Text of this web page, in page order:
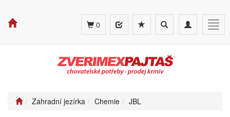
Toggle
navigation
Toggle
search
0
Zahradní jezírka Chemie JBL